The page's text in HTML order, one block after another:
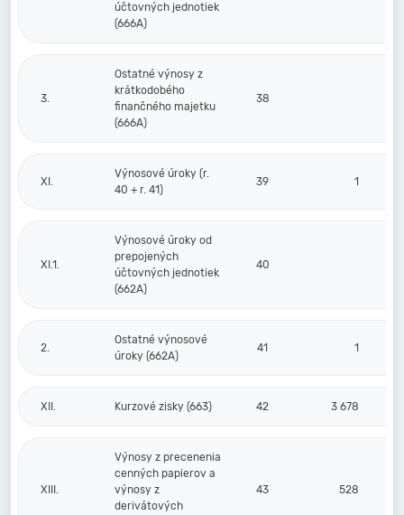
účtovných jednotiek
(666A)
3.
Ostatné výnosy z
krátkodobého
finančného majetku
(666A)
38
XI.
Výnosové úroky (r.
40 + r. 41)
39 1
XI.1.
Výnosové úroky od
prepojených
účtovných jednotiek
(662A)
40
2.
Ostatné výnosové
úroky (662A)
41 1
XII. Kurzové zisky (663) 42 3 678
XIII.
Výnosy z precenenia
cenných papierov a
výnosy z
derivátových
43 528